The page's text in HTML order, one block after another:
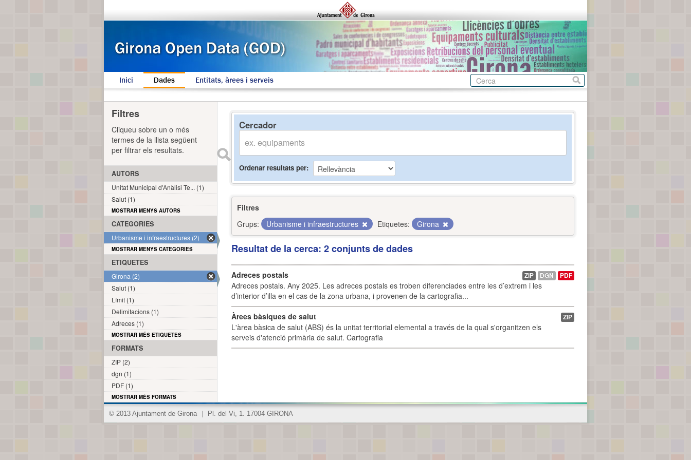
Inici Dades Entitats, àrees i serveis
Cercador
Ordenar resultats per
Filtres
Grups:
Urbanisme i infraestructures Etiquetes: Girona
Resultat de la cerca: 2 conjunts de dades
Adreces postals
Adreces postals. Any 2025. Les adreces postals es troben diferenciades entre les d’extrem i les
d’interior d’illa en el cas de la zona urbana, i provenen de la cartografia...
ZIP DGN PDF
Àrees bàsiques de salut
L'àrea bàsica de salut (ABS) és la unitat territorial elemental a través de la qual s'organitzen els
serveis d'atenció primària de salut. Cartografia
ZIP
Filtres
Cliqueu sobre un o més
termes de la llista següent
per filtrar els resultats.
AUTORS
Unitat Municipal d'Anàlisi Te... (1)
Salut (1)
MOSTRAR MENYS AUTORS
CATEGORIES
Urbanisme i infraestructures (2)
MOSTRAR MENYS CATEGORIES
ETIQUETES
Girona (2)
Salut (1)
Límit (1)
Delimitacions (1)
Adreces (1)
MOSTRAR MÉS ETIQUETES
FORMATS
ZIP (2)
dgn (1)
PDF (1)
MOSTRAR MÉS FORMATS
© 2013 Ajuntament de Girona Pl. del Vi, 1. 17004 GIRONA